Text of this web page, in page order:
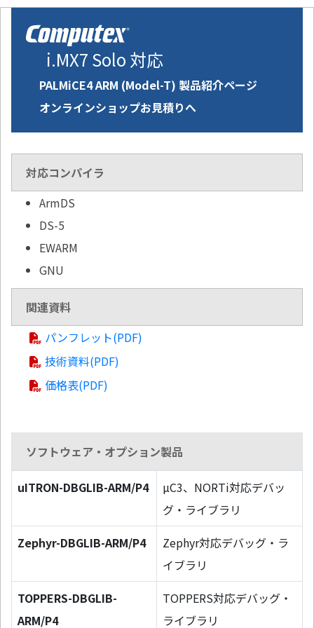
i.MX7 Solo 対応
PALMiCE4 ARM (Model-T) 製品紹介ページ
オンラインショップお見積りへ
対応コンパイラ
ArmDS
DS-5
EWARM
GNU
関連資料
パンフレット(PDF)
技術資料(PDF)
価格表(PDF)
ソフトウェア・オプション製品
uITRON-DBGLIB-ARM/P4
µC3、NORTi対応デバッ
グ・ライブラリ
Zephyr-DBGLIB-ARM/P4
Zephyr対応デバッグ・ラ
イブラリ
TOPPERS-DBGLIB-
ARM/P4
TOPPERS対応デバッグ・
ライブラリ